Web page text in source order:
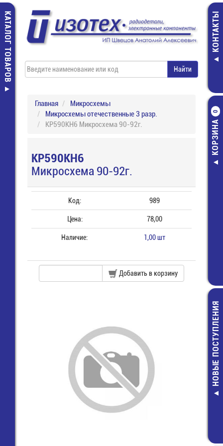
КАТАЛОГ ТОВАРОВ КОНТАКТЫ
КОРЗИНА
0
SMAJ5.0A
8,00 руб.
НОВЫЕ ПОСТУПЛЕНИЯ
Главная
Микросхемы
Микросхемы отечественные 3 разр.
КР590КН6 Микросхема 90-92г.
КР590КН6
Микросхема 90-92г.
Код: 989
Цена: 78,00
Наличие: 1,00 шт
Добавить в корзину